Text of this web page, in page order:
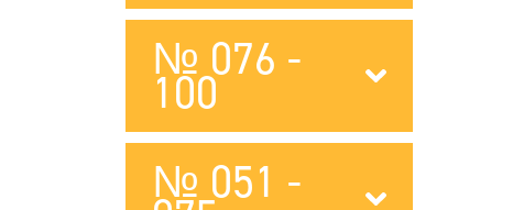
№ 051 -
№ 076 -
100